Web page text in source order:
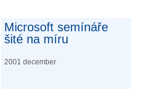
Microsoft semínáře
šité na míru
2001 december